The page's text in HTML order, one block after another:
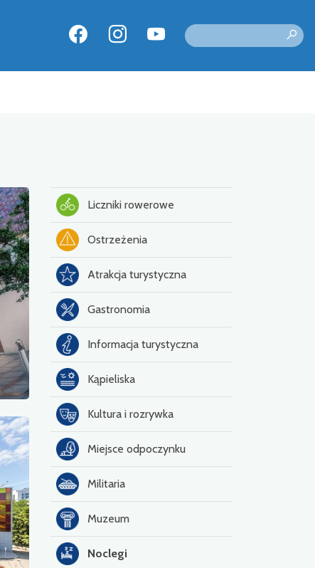
Liczniki rowerowe
Ostrzeżenia
Atrakcja turystyczna
Gastronomia
Informacja turystyczna
Kąpieliska
Kultura i rozrywka
Miejsce odpoczynku
Militaria
Muzeum
Noclegi